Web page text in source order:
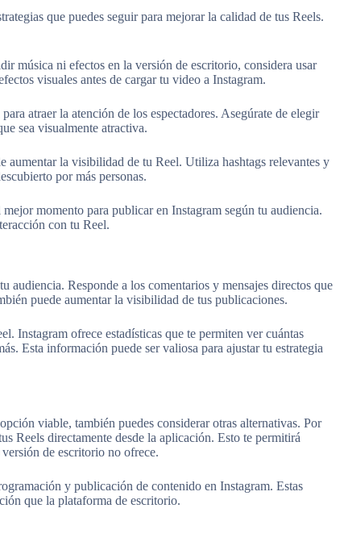
que puedes seguir para mejorar la calidad de tus Reels.
música ni efectos en la versión de escritorio, considera usar
visuales antes de cargar tu video a Instagram.
atraer la atención de los espectadores. Asegúrate de elegir
sea visualmente atractiva.
aumentar la visibilidad de tu Reel. Utiliza hashtags relevantes y
por más personas.
momento para publicar en Instagram según tu audiencia.
con tu Reel.
audiencia. Responde a los comentarios y mensajes directos que
puede aumentar la visibilidad de tus publicaciones.
Instagram ofrece estadísticas que te permiten ver cuántas
Esta información puede ser valiosa para ajustar tu estrategia
viable, también puedes considerar otras alternativas. Por
Reels directamente desde la aplicación. Esto te permitirá
de escritorio no ofrece.
y publicación de contenido en Instagram. Estas
que la plataforma de escritorio.